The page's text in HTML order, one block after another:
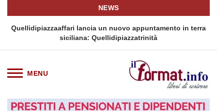
NEWS
Quellidipiazzaaffari lancia un nuovo appuntamento in terra
siciliana: Quellidipiazzatrinità